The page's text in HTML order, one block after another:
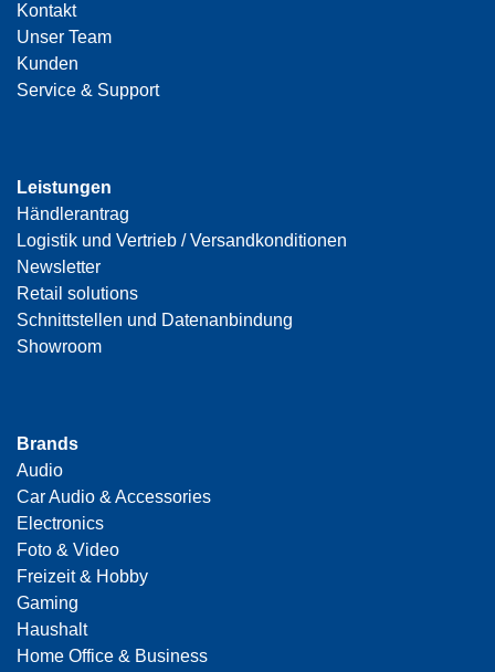
Kontakt
Unser Team
Kunden
Service & Support
Leistungen
Händlerantrag
Logistik und Vertrieb / Versandkonditionen
Newsletter
Retail solutions
Schnittstellen und Datenanbindung
Showroom
Brands
Audio
Car Audio & Accessories
Electronics
Foto & Video
Freizeit & Hobby
Gaming
Haushalt
Home Office & Business